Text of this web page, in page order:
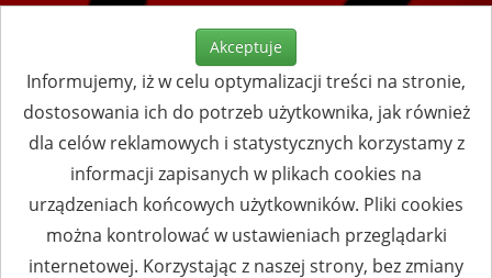
Akceptuje
Informujemy, iż w celu optymalizacji treści na stronie,
dostosowania ich do potrzeb użytkownika, jak również
dla celów reklamowych i statystycznych korzystamy z
informacji zapisanych w plikach cookies na
urządzeniach końcowych użytkowników. Pliki cookies
można kontrolować w ustawieniach przeglądarki
internetowej. Korzystając z naszej strony, bez zmiany